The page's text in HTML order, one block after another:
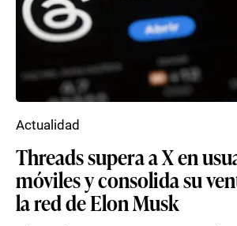
Threads supera a X en
móviles y consolida su
la red de Elon Musk
Actualidad